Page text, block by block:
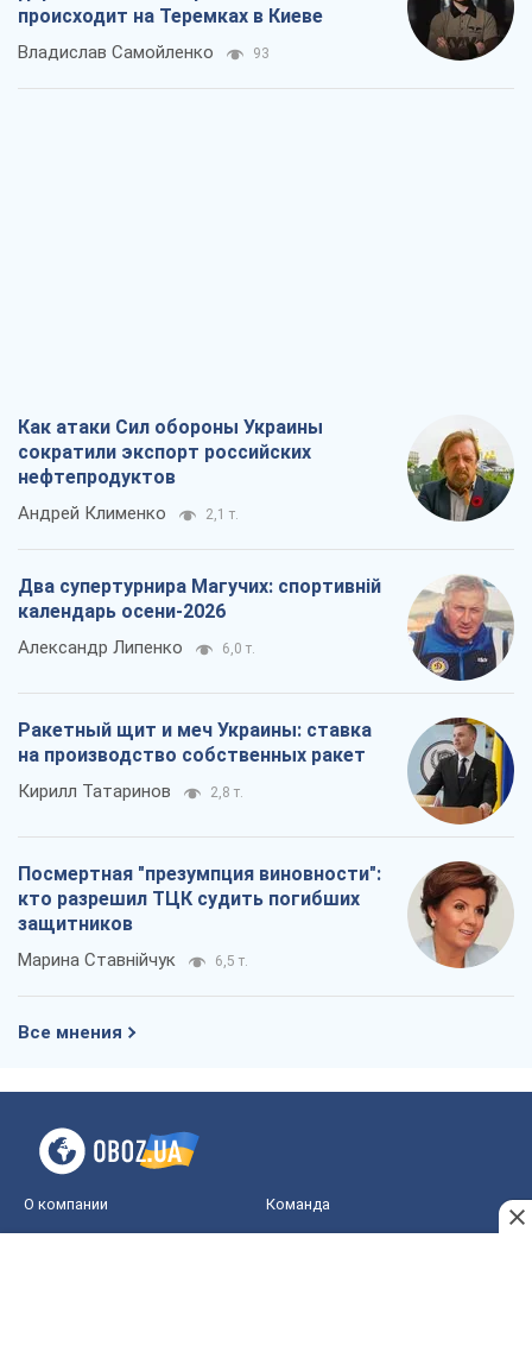
происходит на Теремках в Киеве
Владислав Самойленко 93
Как атаки Сил обороны Украины
сократили экспорт российских
нефтепродуктов
Андрей Клименко 2,1 т.
Два супертурнира Магучих: спортивній
календарь осени-2026
Александр Липенко 6,0 т.
Ракетный щит и меч Украины: ставка
на производство собственных ракет
Кирилл Татаринов 2,8 т.
Посмертная "презумпция виновности":
кто разрешил ТЦК судить погибших
защитников
Марина Ставнійчук 6,5 т.
Все мнения
О компании Команда